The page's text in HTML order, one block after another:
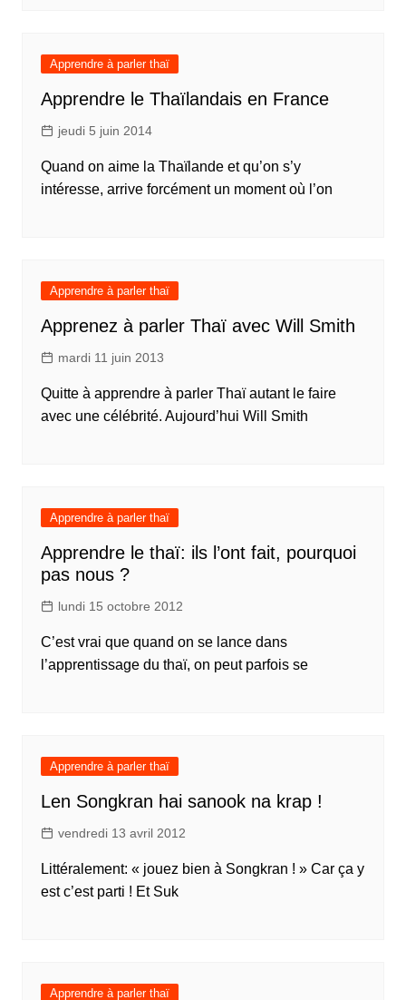
Apprendre à parler thaï
Apprendre le Thaïlandais en France
jeudi 5 juin 2014
Quand on aime la Thaïlande et qu’on s’y
intéresse, arrive forcément un moment où l’on
Apprendre à parler thaï
Apprenez à parler Thaï avec Will Smith
mardi 11 juin 2013
Quitte à apprendre à parler Thaï autant le faire
avec une célébrité. Aujourd’hui Will Smith
Apprendre à parler thaï
Apprendre le thaï: ils l’ont fait, pourquoi
pas nous ?
lundi 15 octobre 2012
C’est vrai que quand on se lance dans
l’apprentissage du thaï, on peut parfois se
Apprendre à parler thaï
Len Songkran hai sanook na krap !
vendredi 13 avril 2012
Littéralement: « jouez bien à Songkran ! » Car ça y
est c’est parti ! Et Suk
Apprendre à parler thaï